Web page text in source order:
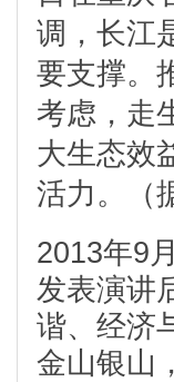
调，长江
要支撑。
考虑，走
大生态效
活力。（
2013年9
发表演讲
谐、经济
金山银山